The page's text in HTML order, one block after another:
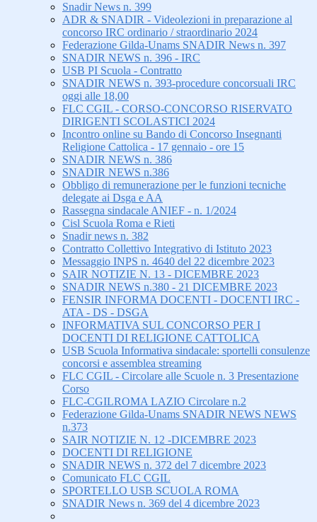
Snadir News n. 399
ADR & SNADIR - Videolezioni in preparazione al
concorso IRC ordinario / straordinario 2024
Federazione Gilda-Unams SNADIR News n. 397
SNADIR NEWS n. 396 - IRC
USB PI Scuola - Contratto
SNADIR NEWS n. 393-procedure concorsuali IRC
oggi alle 18,00
FLC CGIL - CORSO-CONCORSO RISERVATO
DIRIGENTI SCOLASTICI 2024
Incontro online su Bando di Concorso Insegnanti
Religione Cattolica - 17 gennaio - ore 15
SNADIR NEWS n. 386
SNADIR NEWS n.386
Obbligo di remunerazione per le funzioni tecniche
delegate ai Dsga e AA
Rassegna sindacale ANIEF - n. 1/2024
Cisl Scuola Roma e Rieti
Snadir news n. 382
Contratto Collettivo Integrativo di Istituto 2023
Messaggio INPS n. 4640 del 22 dicembre 2023
SAIR NOTIZIE N. 13 - DICEMBRE 2023
SNADIR NEWS n.380 - 21 DICEMBRE 2023
FENSIR INFORMA DOCENTI - DOCENTI IRC -
ATA - DS - DSGA
INFORMATIVA SUL CONCORSO PER I
DOCENTI DI RELIGIONE CATTOLICA
USB Scuola Informativa sindacale: sportelli consulenze
concorsi e assemblea streaming
FLC CGIL - Circolare alle Scuole n. 3 Presentazione
Corso
FLC-CGILROMA LAZIO Circolare n.2
Federazione Gilda-Unams SNADIR NEWS NEWS
n.373
SAIR NOTIZIE N. 12 -DICEMBRE 2023
DOCENTI DI RELIGIONE
SNADIR NEWS n. 372 del 7 dicembre 2023
Comunicato FLC CGIL
SPORTELLO USB SCUOLA ROMA
SNADIR News n. 369 del 4 dicembre 2023